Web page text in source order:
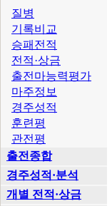
질병
기록비교
승패전적
전적·상금
출전마능력평가
마주정보
경주성적
훈련평
관전평
출전종합
경주성적·분석
개별 전적·상금